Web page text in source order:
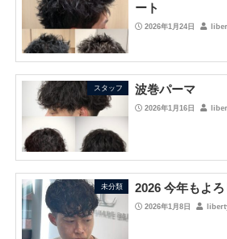
ート
2026年1月24日
スタッフ 波巻パーマ
2026年1月16日
未分類 2026 今年もよ
2026年1月8日